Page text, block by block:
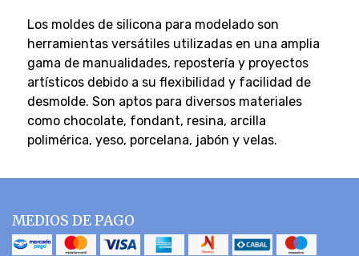
Los moldes de silicona para modelado son
herramientas versátiles utilizadas en una amplia
gama de manualidades, repostería y proyectos
artísticos debido a su flexibilidad y facilidad de
desmolde. Son aptos para diversos materiales
como chocolate, fondant, resina, arcilla
polimérica, yeso, porcelana, jabón y velas.
MEDIOS DE PAGO